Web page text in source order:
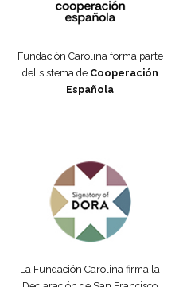
Fundación Carolina forma parte
del sistema de Cooperación
Española
La Fundación Carolina firma la